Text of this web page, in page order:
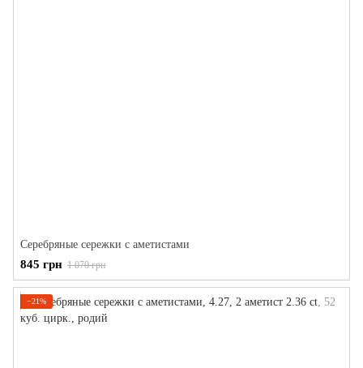
Серебряные сережки с аметистами
845 грн 1 070 грн
−21%